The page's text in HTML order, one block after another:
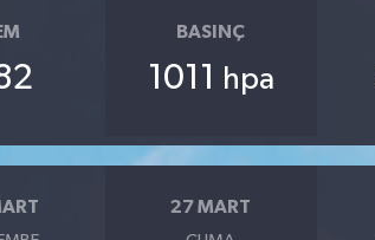
BASINÇ
1011 hpa
27 MART